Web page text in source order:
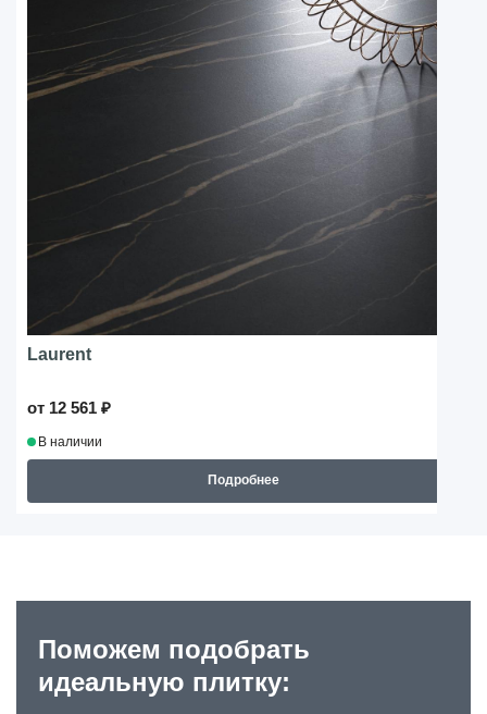
Laurent
от 12 561 ₽
В наличии
Подробнее
Поможем подобрать
идеальную плитку: